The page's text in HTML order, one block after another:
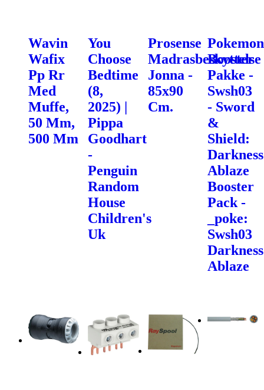
Wavin
Wafix
Pp Rr
Med
Muffe,
50 Mm,
500 Mm
You
Choose
Bedtime
(8,
2025) |
Pippa
Goodhart
-
Penguin
Random
House
Children's
Uk
Prosense
Madrasbeskyttelse
Jonna -
85x90
Cm.
Pokemon
Booster
Pakke -
Swsh03
- Sword
&
Shield:
Darkness
Ablaze
Booster
Pack -
_poke:
Swsh03
Darkness
Ablaze